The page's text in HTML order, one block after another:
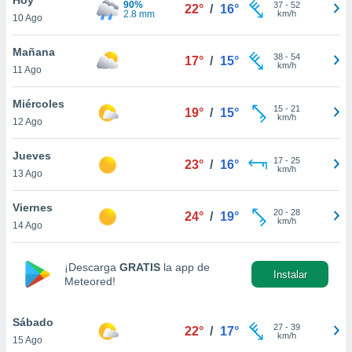
y
en
más
de
cookies
aceptar
10 Ago
90%
2.8 mm
22° / 16° 37- 52
km/h
Mañana
11 Ago
17° / 15° 38- 54
km/h
Miércoles
12 Ago
19° / 15° 15- 21
km/h
Jueves
13 Ago
23° / 16° 17- 25
km/h
Viernes
14 Ago
24° / 19° 20- 28
km/h
¡Descarga GRATIS la app de
Meteored!
Instalar
Sábado
15 Ago
22° / 17° 27- 39
km/h